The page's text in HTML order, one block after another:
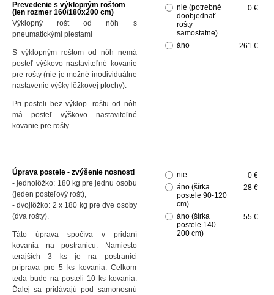
Prevedenie s výklopným roštom
(len rozmer 160/180x200 cm)
Výklopný rošt od nôh s
pneumatickými piestami
S výklopným roštom od nôh nemá
posteľ výškovo nastaviteľné kovanie
pre rošty (nie je možné inodividuálne
nastavenie výšky lôžkovej plochy).
Pri posteli bez výklop. roštu od nôh
má posteľ výškovo nastaviteľné
kovanie pre rošty.
nie (potrebné
doobjednať
rošty
samostatne)
0 €
áno 261 €
Úprava postele - zvýšenie nosnosti
- jednolôžko: 180 kg pre jednu osobu
(jeden posteľový rošt),
- dvojlôžko: 2 x 180 kg pre dve osoby
(dva rošty).
Táto úprava spočíva v pridaní
kovania na postranicu. Namiesto
terajších 3 ks je na postranici
príprava pre 5 ks kovania. Celkom
teda bude na posteli 10 ks kovania.
Ďalej sa pridávajú pod samonosnú
nie
0 €
áno (šírka
postele 90-120
cm)
28 €
áno (šírka
postele 140-
200 cm)
55 €